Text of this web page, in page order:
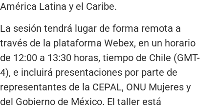
América Latina y el Caribe.
La sesión tendrá lugar de forma remota a
través de la plataforma Webex, en un horario
de 12:00 a 13:30 horas, tiempo de Chile (GMT-
4), e incluirá presentaciones por parte de
representantes de la CEPAL, ONU Mujeres y
del Gobierno de México. El taller está